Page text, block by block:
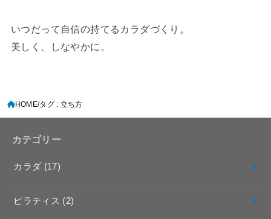
いつだって自信の持てるカラダづくり。
美しく、しなやかに。
HOME タグ : 立ち方
カテゴリー
カラダ (17)
ピラティス (2)